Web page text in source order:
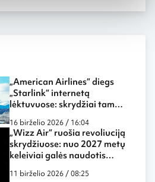
„American Airlines“ diegs
„Starlink“ internetą
lėktuvuose: skrydžiai tampa
dar labiau panašūs į darbą
biure ar namuose
16 birželio 2026 / 16:04
„Wizz Air“ ruošia revoliuciją
skrydžiuose: nuo 2027 metų
keleiviai galės naudotis
11 birželio 2026 / 08:25